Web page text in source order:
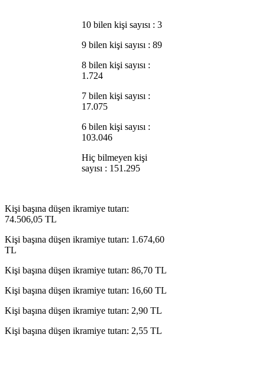
10 bilen kişi sayısı : 3
9 bilen kişi sayısı : 89
8 bilen kişi sayısı :
1.724
7 bilen kişi sayısı :
17.075
6 bilen kişi sayısı :
103.046
Hiç bilmeyen kişi
sayısı : 151.295
Kişi başına düşen ikramiye tutarı:
74.506,05 TL
Kişi başına düşen ikramiye tutarı: 1.674,60
TL
Kişi başına düşen ikramiye tutarı: 86,70 TL
Kişi başına düşen ikramiye tutarı: 16,60 TL
Kişi başına düşen ikramiye tutarı: 2,90 TL
Kişi başına düşen ikramiye tutarı: 2,55 TL